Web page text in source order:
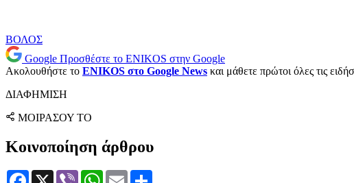
ΒΟΛΟΣ
Google Προσθέστε το ENIKOS στην Google
Ακολουθήστε το ENIKOS στο Google News και μάθετε πρώτοι όλες τις
ΔΙΑΦΗΜΙΣΗ
ΜΟΙΡΑΣΟΥ ΤΟ
Κοινοποίηση άρθρου
Facebook
X Viber WhatsApp
Email